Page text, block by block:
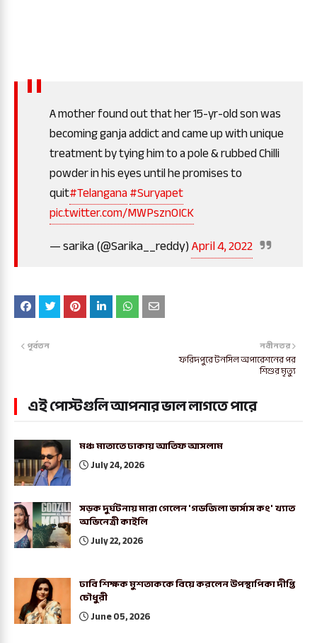
A mother found out that her 15-yr-old son was
becoming ganja addict and came up with unique
treatment by tying him to a pole & rubbed Chilli
powder in his eyes until he promises to
quit#Telangana#Suryapet
pic.twitter.com/MWPsznOICK
— sarika (@Sarika__reddy)April 4, 2022
নবীনতর
ফরিদপুরে টনসিল অপারেশনের পর
শিশুর মৃত্যু
পূর্বতন
এই পোস্টগুলি আপনার ভাল লাগতে পারে
মঞ্চ মাতাতে ঢাকায় আতিফ আসলাম
July 24, 2026
সড়ক দুর্ঘটনায় মারা গেলেন 'গডজিলা ভার্সাস কং' খ্যাত
অভিনেত্রী কাইলি
July 22, 2026
ঢাবি শিক্ষক মুশতাককে বিয়ে করলেন উপস্থাপিকা দীপ্তি
চৌধুরী
June 05, 2026